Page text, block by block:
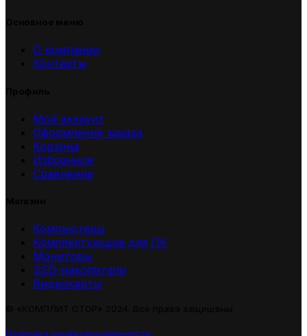
О компании
Контакты
Мой аккаунт
Оформление заказа
Корзина
Избранное
Сравнение
Компьютеры
Комплектующие для ПК
Мониторы
SSD-накопители
Видеокарты
Политика конфиденциальности